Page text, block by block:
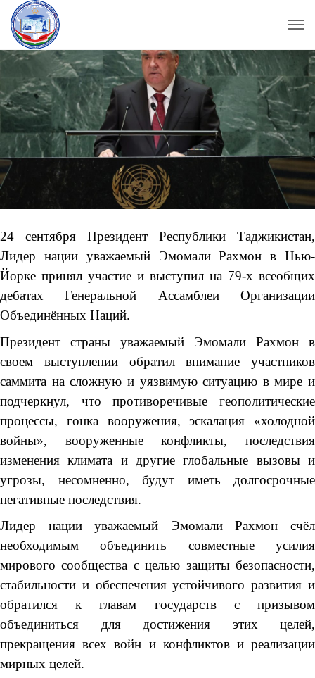
24 сентября Президент Республики Таджикистан,
Лидер нации уважаемый Эмомали Рахмон в Нью-
Йорке принял участие и выступил на 79-х всеобщих
дебатах Генеральной Ассамблеи Организации
Объединённых Наций.
Президент страны уважаемый Эмомали Рахмон в
своем выступлении обратил внимание участников
саммита на сложную и уязвимую ситуацию в мире и
подчеркнул, что противоречивые геополитические
процессы, гонка вооружения, эскалация «холодной
войны», вооруженные конфликты, последствия
изменения климата и другие глобальные вызовы и
угрозы, несомненно, будут иметь долгосрочные
негативные последствия.
Лидер нации уважаемый Эмомали Рахмон счёл
необходимым объединить совместные усилия
мирового сообщества с целью защиты безопасности,
стабильности и обеспечения устойчивого развития и
обратился к главам государств с призывом
объединиться для достижения этих целей,
прекращения всех войн и конфликтов и реализации
мирных целей.